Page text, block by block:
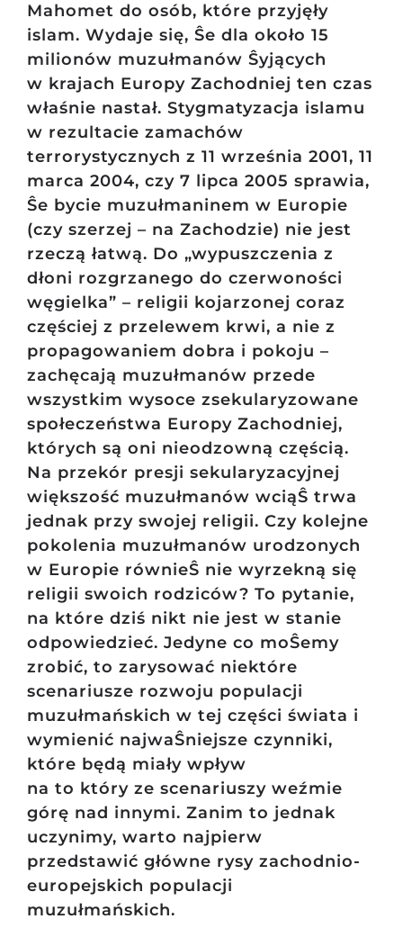
Mahomet do osób, które przyjęły
islam. Wydaje się, Ŝe dla około 15
milionów muzułmanów Ŝyjących
w krajach Europy Zachodniej ten czas
właśnie nastał. Stygmatyzacja islamu
w rezultacie zamachów
terrorystycznych z 11 września 2001, 11
marca 2004, czy 7 lipca 2005 sprawia,
Ŝe bycie muzułmaninem w Europie
(czy szerzej – na Zachodzie) nie jest
rzeczą łatwą. Do „wypuszczenia z
dłoni rozgrzanego do czerwoności
węgielka” – religii kojarzonej coraz
częściej z przelewem krwi, a nie z
propagowaniem dobra i pokoju –
zachęcają muzułmanów przede
wszystkim wysoce zsekularyzowane
społeczeństwa Europy Zachodniej,
których są oni nieodzowną częścią.
Na przekór presji sekularyzacyjnej
większość muzułmanów wciąŜ trwa
jednak przy swojej religii. Czy kolejne
pokolenia muzułmanów urodzonych
w Europie równieŜ nie wyrzekną się
religii swoich rodziców? To pytanie,
na które dziś nikt nie jest w stanie
odpowiedzieć. Jedyne co moŜemy
zrobić, to zarysować niektóre
scenariusze rozwoju populacji
muzułmańskich w tej części świata i
wymienić najwaŜniejsze czynniki,
które będą miały wpływ
na to który ze scenariuszy weźmie
górę nad innymi. Zanim to jednak
uczynimy, warto najpierw
przedstawić główne rysy zachodnio-
europejskich populacji
muzułmańskich.